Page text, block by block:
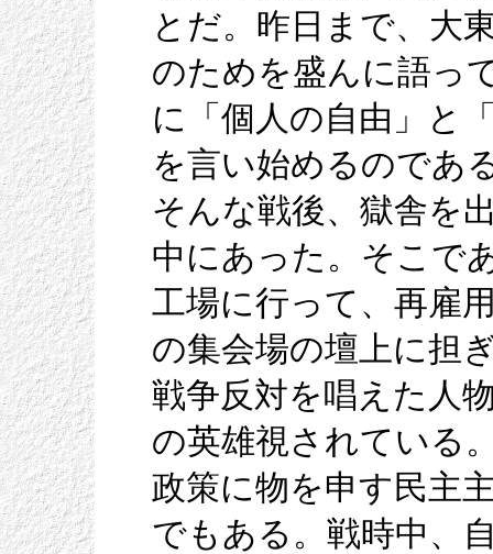
とだ。昨日まで、大
のためを盛んに語っ
に「個人の自由」と
を言い始めるのであ
そんな戦後、獄舎を
中にあった。そこで
工場に行って、再雇
の集会場の壇上に担
戦争反対を唱えた人
の英雄視されている
政策に物を申す民主
でもある。戦時中、